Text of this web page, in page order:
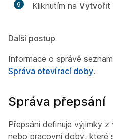
9 Kliknutím na Vytvořit
Další postup
Informace o správě
Správa otevírací doby.
Správa přepsání
Přepsání definuje výjimky
nebo pracovní doby, které